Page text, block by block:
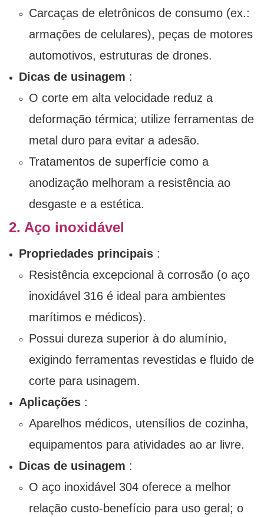
Carcaças de eletrônicos de consumo (ex.:
armações de celulares), peças de motores
automotivos, estruturas de drones.
Dicas de usinagem :
O corte em alta velocidade reduz a
deformação térmica; utilize ferramentas de
metal duro para evitar a adesão.
Tratamentos de superfície como a
anodização melhoram a resistência ao
desgaste e a estética.
2. Aço inoxidável
Propriedades principais:
Resistência excepcional à corrosão (o aço
inoxidável 316 é ideal para ambientes
marítimos e médicos).
Possui dureza superior à do alumínio,
exigindo ferramentas revestidas e fluido de
corte para usinagem.
Aplicações:
Aparelhos médicos, utensílios de cozinha,
equipamentos para atividades ao ar livre.
Dicas de usinagem :
O aço inoxidável 304 oferece a melhor
relação custo-benefício para uso geral; o